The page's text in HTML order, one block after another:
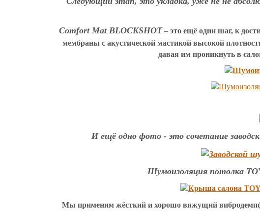
Comfort Mat BLOCKSHOT– это ещё один шаг, к
мембраны с акустической мастикой высокой
давая им проникнуть в
И ещё одно фото - это сочетание
Шумоизоляция потолка
Мы применим жёсткий и хорошо вяжущий